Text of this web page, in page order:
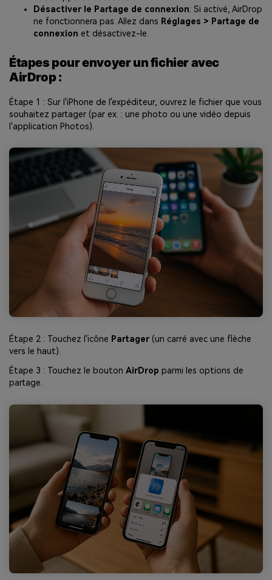
Désactiver le Partage de connexion: Si activé, AirDrop
ne fonctionnera pas. Allez dans Réglages > Partage de
connexion et désactivez-le.
Étapes pour envoyer un fichier avec
AirDrop :
Étape 1 : Sur l'iPhone de l'expéditeur, ouvrez le fichier que vous
souhaitez partager (par ex. : une photo ou une vidéo depuis
l'application Photos).
Étape 2 : Touchez l'icône Partager (un carré avec une flèche
vers le haut).
Étape 3 : Touchez le bouton AirDrop parmi les options de
partage.